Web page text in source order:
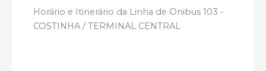
Horário e Itinerário da Linha de Onibus 103 -
COSTINHA / TERMINAL CENTRAL